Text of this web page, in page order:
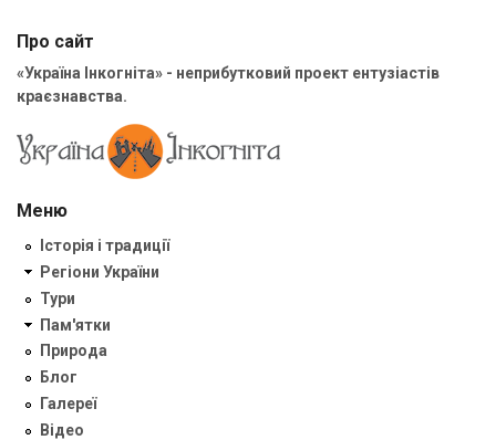
Про сайт
«Україна Інкогніта» - неприбутковий проект ентузіастів
краєзнавства.
Меню
Історія і традиції
Регіони України
Тури
Пам'ятки
Природа
Блог
Галереї
Відео